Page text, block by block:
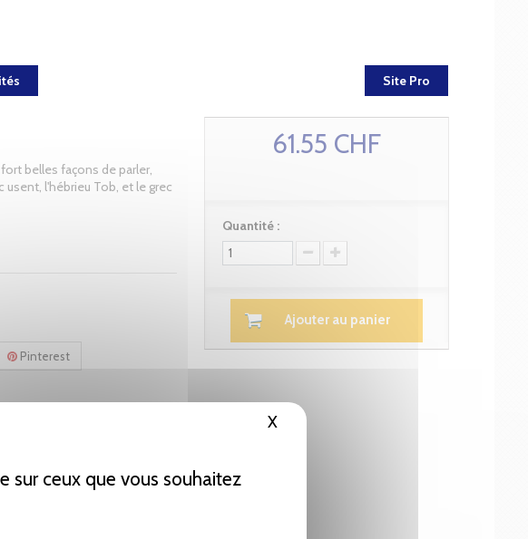
sur ceux que vous souhaitez
X Masquer le bandeau des cookies
Site Pro
belles façons de parler,
usent, l'hébrieu Tob, et le grec
Pinterest
61.55 CHF
Quantité :
Ajouter au panier